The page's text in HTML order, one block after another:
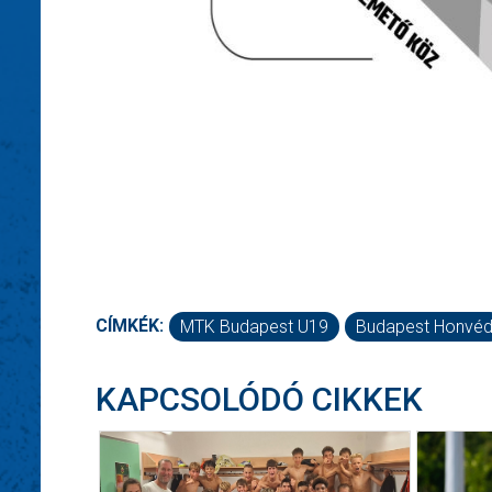
CÍMKÉK: MTK Budapest U19 Budapest Honvéd
KAPCSOLÓDÓ CIKKEK